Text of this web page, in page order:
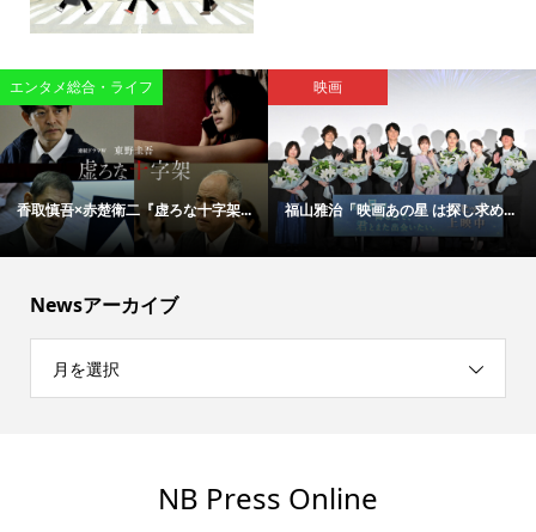
エンタメ総合・ライフ
香取慎吾×赤楚衛二『虚ろな十字架...
映画
福山雅治「映画あの星 は探し求め...
Newsアーカイブ
月を選択
NB Press Online